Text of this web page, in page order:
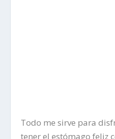
Todo me sirve para
tener el estómago feliz